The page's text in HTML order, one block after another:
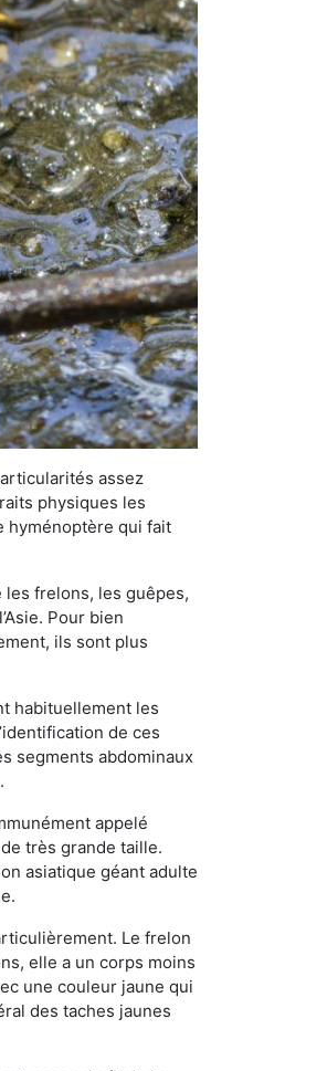
assez
physiques les
hyménoptère qui fait
les frelons, les guêpes,
Pour bien
ils sont plus
habituellement les
de ces
segments abdominaux
appelé
très grande taille.
asiatique géant adulte
Le frelon
elle a un corps moins
une couleur jaune qui
des taches jaunes